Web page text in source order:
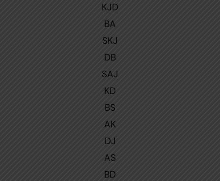
KJD
BA
SKJ
DB
SAJ
KD
BS
AK
DJ
AS
BD